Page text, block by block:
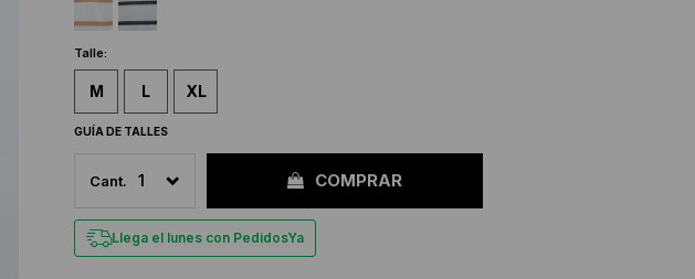
Talle:
M L XL
GUÍA DE TALLES
1 COMPRAR
Llega el lunes con PedidosYa